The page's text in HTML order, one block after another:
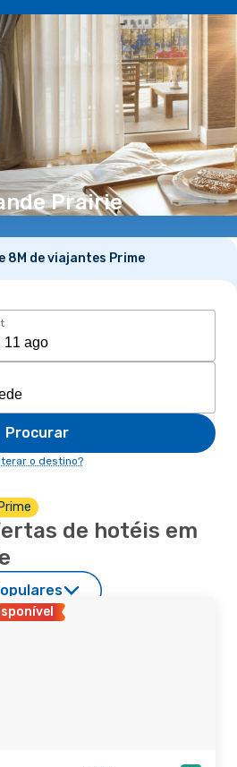
PT(€)
Prairie
8M de viajantes Prime
Procurar
o destino?
de hotéis em